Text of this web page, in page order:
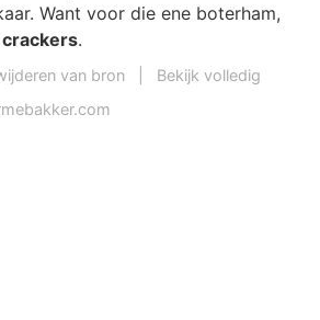
Want voor die ene boterham,
crackers.
van bron
Bekijk volledig